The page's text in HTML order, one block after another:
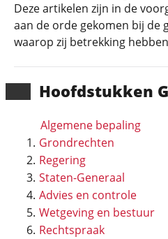
Hoofd­stukken
Algemene bepaling
Grondrechten
Regering
Staten-Generaal
Advies en controle
Wetgeving en bestuur
Rechtspraak
Deze artikelen zijn in de
aan de orde gekomen bij de
waarop zij betrekking